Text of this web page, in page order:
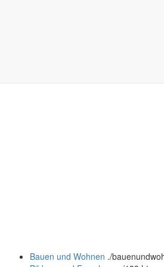
Bauen und Wohnen ./